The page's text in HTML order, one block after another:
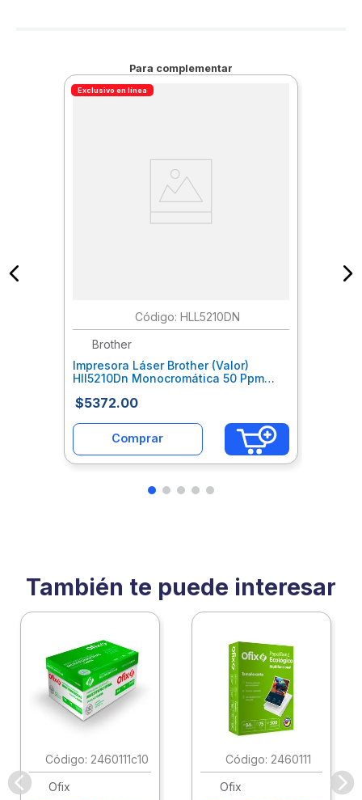
Para complementar
Exclusivo en línea
: HLL5210DN
Brother
Impresora Láser Brother (Valor)
Hll5210Dn Monocromática 50 Ppm
Boiimpas006
$5372.00
Comprar
También te puede interesar
: 2460111c10
Ofix
: 2460111
Ofix